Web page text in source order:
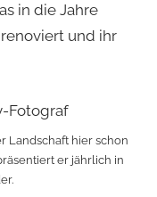
in die Jahre
und ihr
Landschaft hier schon
er jährlich in